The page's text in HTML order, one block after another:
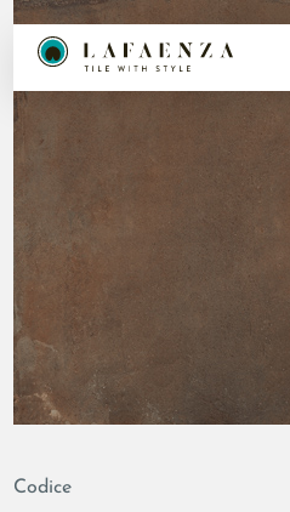
Codice